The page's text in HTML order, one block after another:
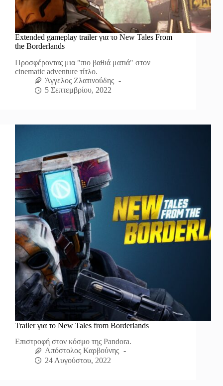
Extended gameplay trailer για το New Tales From
the Borderlands
Προσφέροντας μια "πιο βαθιά ματιά" στον
cinematic adventure τίτλο.
Άγγελος Ζλατινούδης
5 Σεπτεμβρίου, 2022
Trailer για το New Tales from Borderlands
Επιστροφή στον κόσμο της Pandora.
Απόστολος Καρβούνης
24 Αυγούστου, 2022